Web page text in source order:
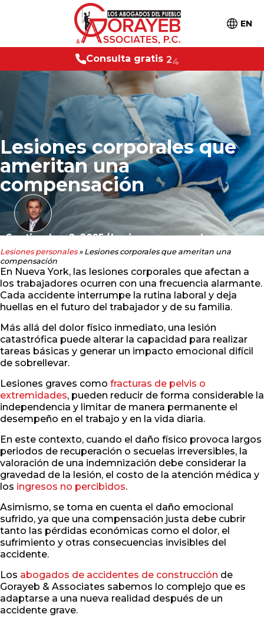
EN
Consu
lta gratis 24
Lesiones corporales que
ameritan una
compensación
Septiembre 2, 2025/Lesiones personales
Lesiones personales» Lesiones corporales que ameritan una
compensación
En Nueva York, las lesiones corporales que afectan a
los trabajadores ocurren con una frecuencia alarmante.
Cada accidente interrumpe la rutina laboral y deja
huellas en el futuro del trabajador y de su familia.
Más allá del dolor físico inmediato, una lesión
catastrófica puede alterar la capacidad para realizar
tareas básicas y generar un impacto emocional difícil
de sobrellevar.
Lesiones graves como fracturas de pelvis o
extremidades, pueden reducir de forma considerable la
independencia y limitar de manera permanente el
desempeño en el trabajo y en la vida diaria.
En este contexto, cuando el daño físico provoca largos
periodos de recuperación o secuelas irreversibles, la
valoración de una indemnización debe considerar la
gravedad de la lesión, el costo de la atención médica y
los ingresos no percibidos.
Asimismo, se toma en cuenta el daño emocional
sufrido, ya que una compensación justa debe cubrir
tanto las pérdidas económicas como el dolor, el
sufrimiento y otras consecuencias invisibles del
accidente.
Los abogados de accidentes de construcción de
Gorayeb & Associates sabemos lo complejo que es
adaptarse a una nueva realidad después de un
accidente grave.